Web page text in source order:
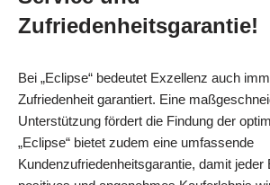
Zufriedenheitsgarantie!
Bei „Eclipse“ bedeutet Exzellenz auch
Zufriedenheit garantiert. Eine
Unterstützung fördert die Findung der
„Eclipse“ bietet zudem eine umfassende
Kundenzufriedenheitsgarantie, damit jeder